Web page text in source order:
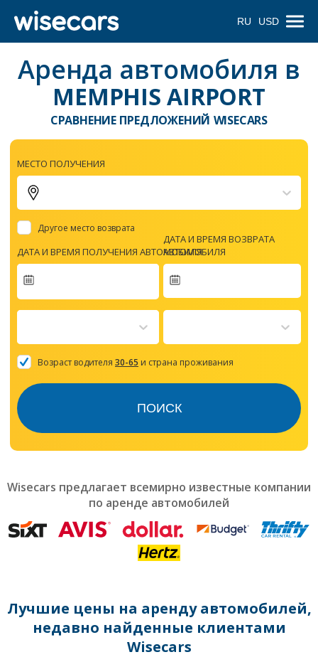
RU USD
Аренда автомобиля в
MEMPHIS AIRPORT
СРАВНЕНИЕ ПРЕДЛОЖЕНИЙ WISECARS
МЕСТО ПОЛУЧЕНИЯ
Другое место возврата
ДАТА И ВРЕМЯ ПОЛУЧЕНИЯ АВТОМОБИЛЯ
forward
with
the
and
mark
get
the
dates.
ДАТА И ВРЕМЯ ВОЗВРАТА
АВТОМОБИЛЯ
Возраст водителя 30-65 и страна проживания
ПОИСК
Wisecars предлагает всемирно известные компании
по аренде автомобилей
Лучшие цены на аренду автомобилей,
недавно найденные клиентами
Wisecars